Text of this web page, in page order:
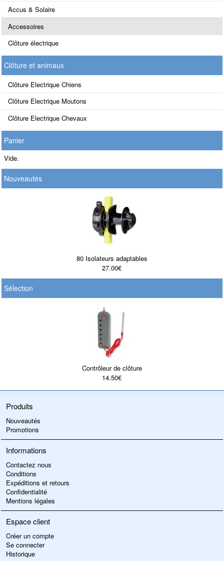
Accus & Solaire
Accessoires
Clôture électrique
Clôture et animaux
Clôture Electrique Chiens
Clôture Electrique Moutons
Clôture Electrique Chevaux
Panier
Vide.
Nouveautés
80 Isolateurs adaptables
27.00€
Sélection
Contrôleur de clôture
14.50€
Produits
Nouveautés
Promotions
Informations
Contactez nous
Conditions
Expéditions et retours
Confidentialité
Mentions légales
Espace client
Créer un compte
Se connecter
Historique